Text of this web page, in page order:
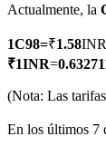
TradFi
Actualmente, la
1C98=₹1.58INR
₹1INR=
(Nota: Las
En los últimos 7